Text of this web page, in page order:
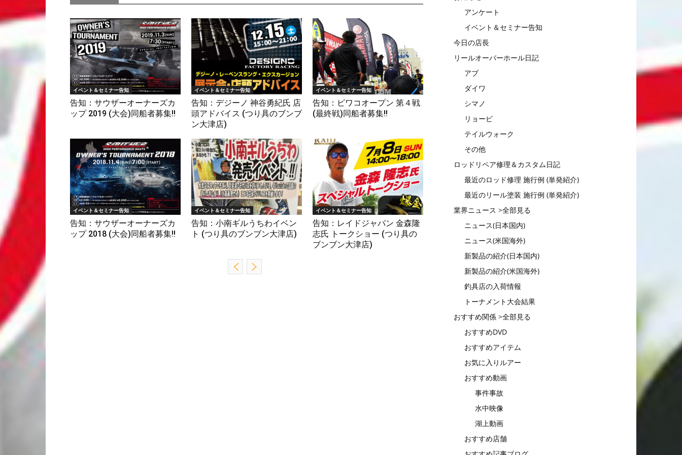
イベント＆セミナー告知
告知：サウザーオーナーズカ
ップ 2019 (大会)同船者募集!!
イベント＆セミナー告知
告知：デジーノ 神谷勇紀氏 店
頭アドバイス (つり具のブンブ
ン大津店)
イベント＆セミナー告知
告知：ビワコオープン 第４戦
(最終戦)同船者募集!!
イベント＆セミナー告知
告知：サウザーオーナーズカ
ップ 2018 (大会)同船者募集!!
イベント＆セミナー告知
告知：小南ギルうちわイベン
ト (つり具のブンブン大津店)
イベント＆セミナー告知
告知：レイドジャパン 金森隆
志氏 トークショー (つり具の
ブンブン大津店)
アンケート
イベント＆セミナー告知
今日の店長
リールオーバーホール日記
アブ
ダイワ
シマノ
リョービ
テイルウォーク
その他
ロッドリペア修理＆カスタム日記
最近のロッド修理 施行例 (単発紹介)
最近のリール塗装 施行例 (単発紹介)
業界ニュース >全部見る
ニュース(日本国内)
ニュース(米国海外)
新製品の紹介(日本国内)
新製品の紹介(米国海外)
釣具店の入荷情報
トーナメント大会結果
おすすめ関係 >全部見る
おすすめDVD
おすすめアイテム
お気に入りルアー
おすすめ動画
事件事故
水中映像
湖上動画
おすすめ店舗